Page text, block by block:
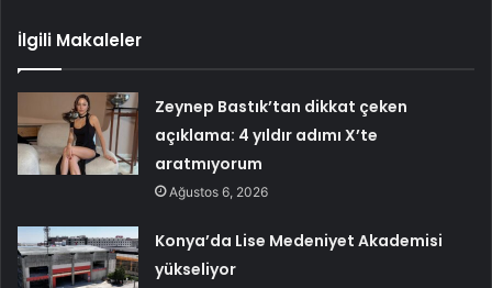
İlgili Makaleler
Zeynep Bastık’tan dikkat çeken
açıklama: 4 yıldır adımı X’te
aratmıyorum
Ağustos 6, 2026
Konya’da Lise Medeniyet Akademisi
yükseliyor